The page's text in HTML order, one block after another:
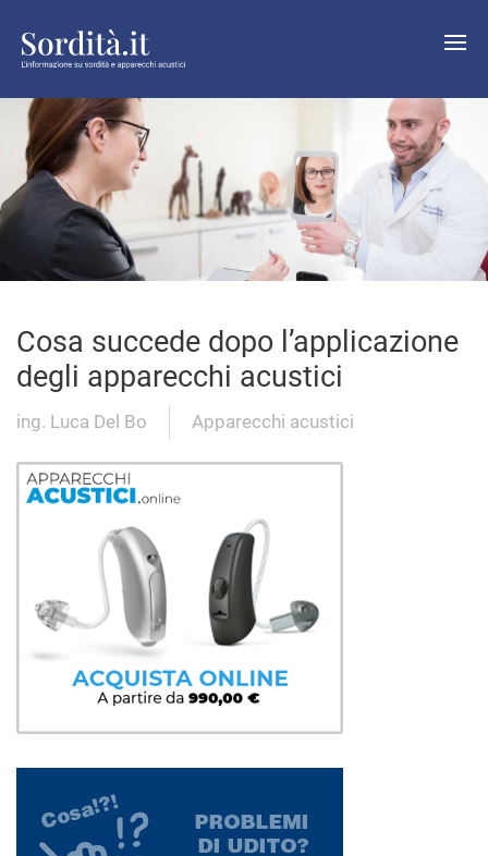
Cosa succede dopo l’applicazione
degli apparecchi acustici
ing. Luca Del Bo Apparecchi acustici